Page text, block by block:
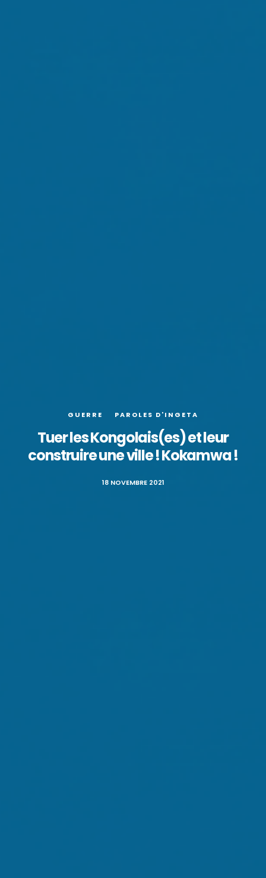
GUERRE PAROLES D'INGETA
Tuer les Kongolais(es) et leur
construire une ville ! Kokamwa !
18 NOVEMBRE 2021